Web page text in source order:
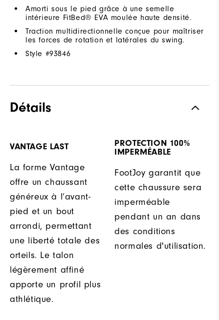
Amorti sous le pied grâce à une semelle
intérieure FitBed® EVA moulée haute densité.
Traction multidirectionnelle conçue pour maîtriser
les forces de rotation et latérales du swing.
Style #93846
Détails
VANTAGE LAST
La forme Vantage
offre un chaussant
généreux à l’avant-
pied et un bout
arrondi, permettant
une liberté totale des
orteils. Le talon
légèrement affiné
apporte un profil plus
athlétique.
PROTECTION 100%
IMPERMÉABLE
FootJoy garantit que
cette chaussure sera
imperméable
pendant un an dans
des conditions
normales d'utilisation.